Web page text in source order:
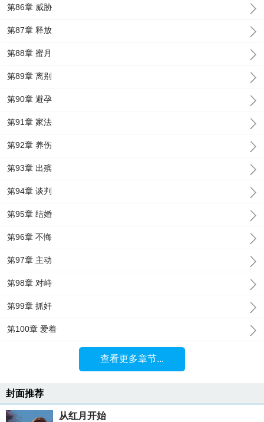
第86章 威胁
第87章 释放
第88章 蜜月
第89章 离别
第90章 避孕
第91章 家法
第92章 养伤
第93章 出殡
第94章 谈判
第95章 结婚
第96章 不悔
第97章 主动
第98章 对峙
第99章 抓奸
第100章 爱着
查看更多章节...
封面推荐
从红月开始